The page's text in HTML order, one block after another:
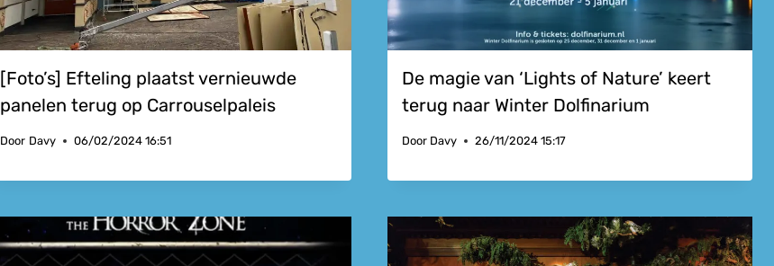
[Foto’s] Efteling plaatst vernieuwde
panelen terug op Carrouselpaleis
Door Davy 06/02/2024 16:51
De magie van ‘Lights of Nature’ keert
terug naar Winter Dolfinarium
Door Davy 26/11/2024 15:17